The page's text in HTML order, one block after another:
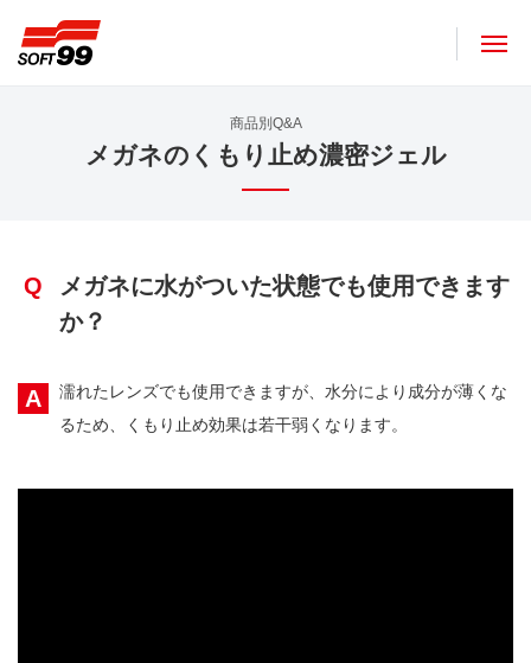
商品別Q&A
メガネのくもり止め濃密ジェル
Q
メガネに水がついた状態でも使用できます
か？
A
濡れたレンズでも使用できますが、水分により成分が薄くな
るため、くもり止め効果は若干弱くなります。